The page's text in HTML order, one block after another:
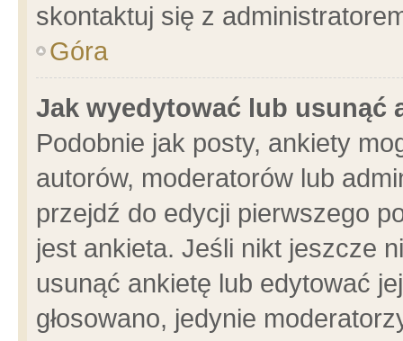
skontaktuj się z
Góra
Jak wyedytować lub usunąć
Podobnie jak posty, ankiety
autorów, moderatorów lub
przejdź do edycji pierwszego
jest ankieta. Jeśli nikt jeszcze
usunąć ankietę lub edytować
głosowano, jedynie